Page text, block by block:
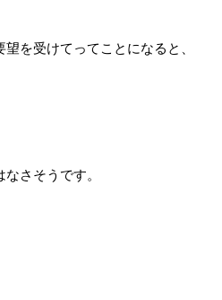
を受けてってことになると、
さそうです。